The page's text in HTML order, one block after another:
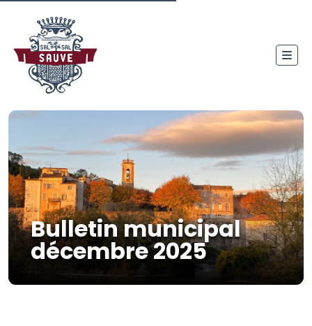
Bulletin municipal
décembre 2025